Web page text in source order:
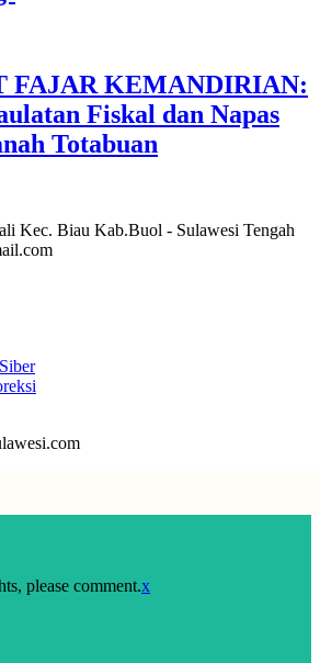
FAJAR KEMANDIRIAN:
Fiskal dan Napas
Totabuan
Kec. Biau Kab.Buol - Sulawesi Tengah
please comment.x